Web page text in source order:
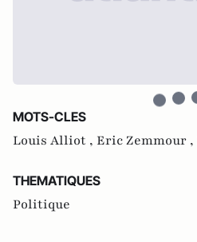
MOTS-CLES
Louis Alliot , Eric Zemmour ,
THEMATIQUES
Politique